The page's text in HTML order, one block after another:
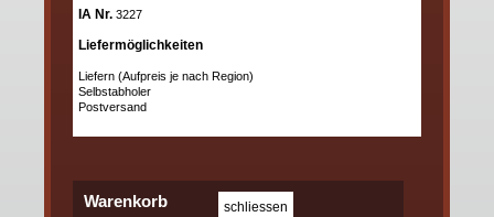
IA Nr. 3227
Liefermöglichkeiten
Liefern (Aufpreis je nach Region)
Selbstabholer
Postversand
Warenkorb